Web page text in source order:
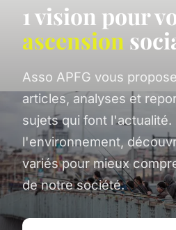
1 vision pour
ascension
Asso APFG vous
articles, analyses et
sujets qui font l'actualité.
l'environnement,
variés pour mieux
de notre société.